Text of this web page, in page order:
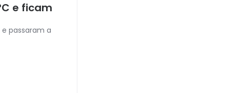
e ficam
passaram a